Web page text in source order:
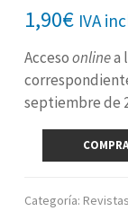
1,90€ IVA
Accesoonlinea
septiembre de
583
Categoría: Revistas